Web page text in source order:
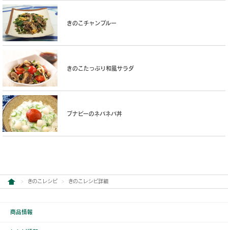
きのこチャンプルー
きのこたっぷり和風サラダ
ブナピーのネバネバ丼
きのこレシピ きのこレシピ詳細
商品情報